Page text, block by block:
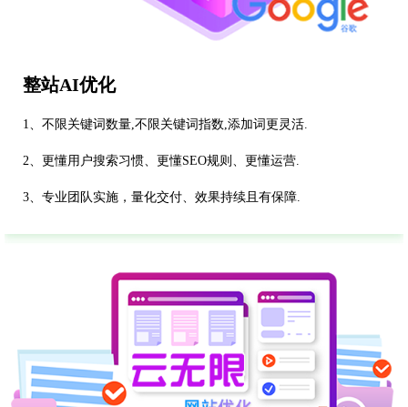
整站AI优化
1、不限关键词数量,不限关键词指数,添加词更灵活.
2、更懂用户搜索习惯、更懂SEO规则、更懂运营.
3、专业团队实施，量化交付、效果持续且有保障.